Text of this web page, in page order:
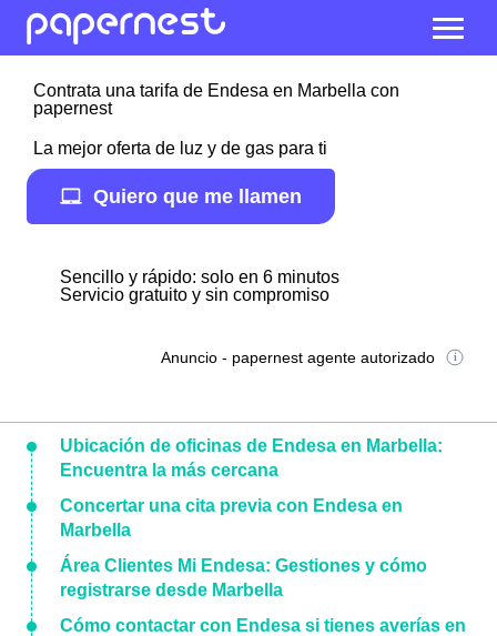
Contrata una tarifa de Endesa en Marbella con
papernest
La mejor oferta de luz y de gas para ti
Quiero que me llamen
Sencillo y rápido: solo en 6 minutos
Servicio gratuito y sin compromiso
Anuncio - papernest agente autorizado
Ubicación de oficinas de Endesa en Marbella:
Encuentra la más cercana
Concertar una cita previa con Endesa en
Marbella
Área Clientes Mi Endesa: Gestiones y cómo
registrarse desde Marbella
Cómo contactar con Endesa si tienes averías en